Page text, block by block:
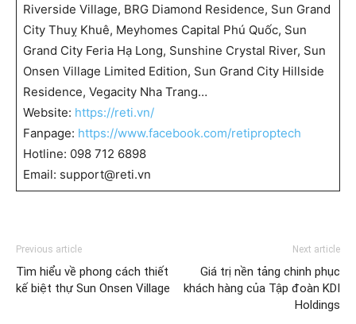
Riverside Village, BRG Diamond Residence, Sun Grand
City Thuỵ Khuê, Meyhomes Capital Phú Quốc, Sun
Grand City Feria Hạ Long, Sunshine Crystal River, Sun
Onsen Village Limited Edition, Sun Grand City Hillside
Residence, Vegacity Nha Trang…
Website: https://reti.vn/
Fanpage: https://www.facebook.com/retiproptech
Hotline: 098 712 6898
Email: support@reti.vn
Previous article
Tìm hiểu về phong cách thiết
kế biệt thự Sun Onsen Village
Next article
Giá trị nền tảng chinh phục
khách hàng của Tập đoàn KDI
Holdings